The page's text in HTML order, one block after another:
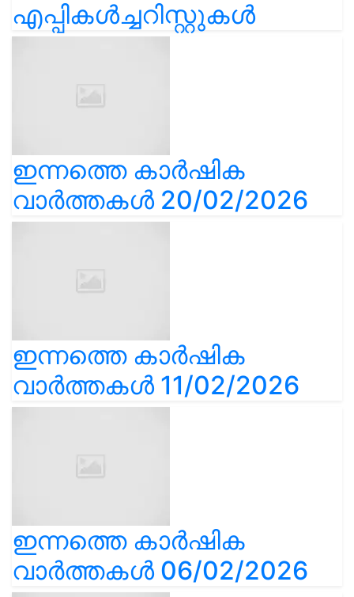
എപ്പികൾച്ചറിസ്റ്റുകൾ
ഇന്നത്തെ കാർഷിക
വാർത്തകൾ 20/02/2026
ഇന്നത്തെ കാർഷിക
വാർത്തകൾ 11/02/2026
ഇന്നത്തെ കാർഷിക
വാർത്തകൾ 06/02/2026